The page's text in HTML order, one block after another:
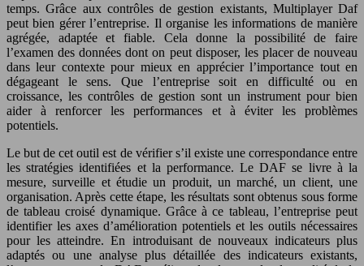
temps. Grâce aux contrôles de gestion existants, Multiplayer Daf
peut bien gérer l’entreprise. Il organise les informations de manière
agrégée, adaptée et fiable. Cela donne la possibilité de faire
l’examen des données dont on peut disposer, les placer de nouveau
dans leur contexte pour mieux en apprécier l’importance tout en
dégageant le sens. Que l’entreprise soit en difficulté ou en
croissance, les contrôles de gestion sont un instrument pour bien
aider à renforcer les performances et à éviter les problèmes
potentiels.
Le but de cet outil est de vérifier s’il existe une correspondance entre
les stratégies identifiées et la performance. Le DAF se livre à la
mesure, surveille et étudie un produit, un marché, un client, une
organisation. Après cette étape, les résultats sont obtenus sous forme
de tableau croisé dynamique. Grâce à ce tableau, l’entreprise peut
identifier les axes d’amélioration potentiels et les outils nécessaires
pour les atteindre. En introduisant de nouveaux indicateurs plus
adaptés ou une analyse plus détaillée des indicateurs existants,